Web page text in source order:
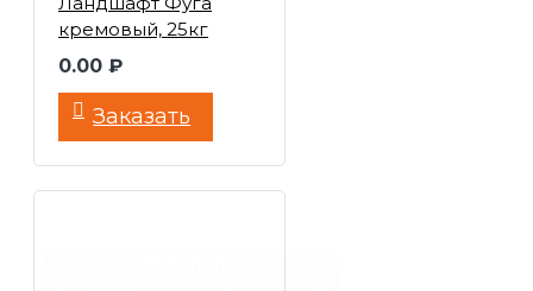
кремовый, 25кг
0.00 ₽
Заказать